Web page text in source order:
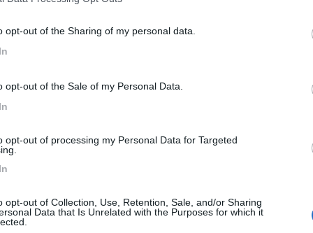
opt-out of the Sharing of my personal data.
opt-out of the Sale of my Personal Data.
opt-out of processing my Personal Data for Targeted
opt-out of Collection, Use, Retention, Sale, and/or Sharing
Data that Is Unrelated with the Purposes for which it
zio calogero che con il suo piede di porco niente gli resiste.
DI SOSTA E CAMPEGGI
amici ! Idee per una sosta
di una notte all’altezza del
Salve a tutti! finalmente dopo anni
riusciti ad organizzarci e noleggiare